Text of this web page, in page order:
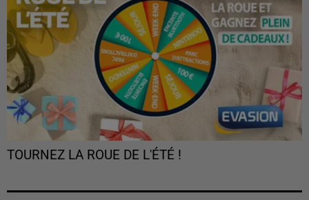
TOURNEZ LA ROUE DE L'ÉTÉ !